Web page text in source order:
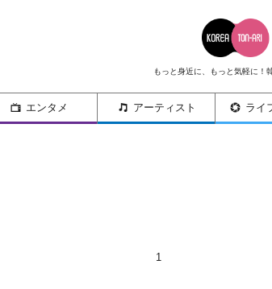
もっと身近に、もっと気軽に！
エンタメ アーティスト ライ
1